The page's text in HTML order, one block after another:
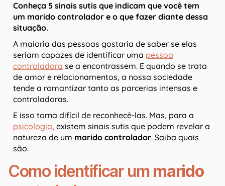
Conheça 5 sinais sutis que indicam que você tem
um marido controlador e o que fazer diante dessa
situação.
A maioria das pessoas gostaria de saber se elas
seriam capazes de identificar uma pessoa
controladora se a encontrassem. E quando se trata
de amor e relacionamentos, a nossa sociedade
tende a romantizar tanto as parcerias intensas e
controladoras.
E isso torna difícil de reconhecê-las. Mas, para a
psicologia, existem sinais sutis que podem revelar a
natureza de um marido controlador. Saiba quais
são.
Como identificar um marido